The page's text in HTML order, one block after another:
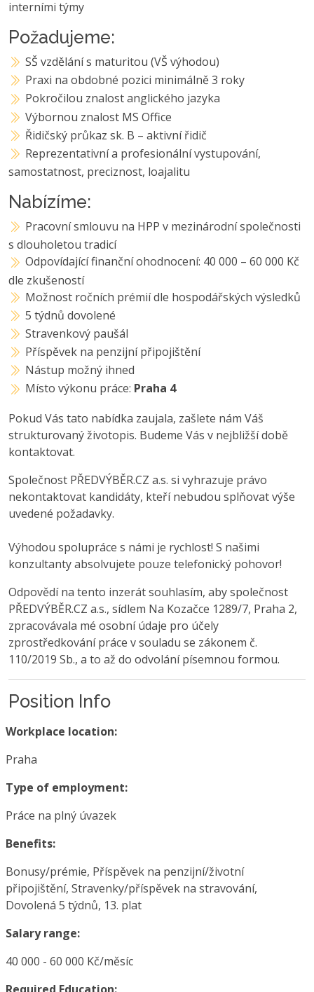
interními týmy
Požadujeme:
SŠ vzdělání s maturitou (VŠ výhodou)
Praxi na obdobné pozici minimálně 3 roky
Pokročilou znalost anglického jazyka
Výbornou znalost MS Office
Řidičský průkaz sk. B – aktivní řidič
Reprezentativní a profesionální vystupování,
samostatnost, preciznost, loajalitu
Nabízíme:
Pracovní smlouvu na HPP v mezinárodní společnosti
s dlouholetou tradicí
Odpovídající finanční ohodnocení: 40 000 – 60 000 Kč
dle zkušeností
Možnost ročních prémií dle hospodářských výsledků
5 týdnů dovolené
Stravenkový paušál
Příspěvek na penzijní připojištění
Nástup možný ihned
Místo výkonu práce: Praha 4
Pokud Vás tato nabídka zaujala, zašlete nám Váš
strukturovaný životopis. Budeme Vás v nejbližší době
kontaktovat.
Společnost PŘEDVÝBĚR.CZ a.s. si vyhrazuje právo
nekontaktovat kandidáty, kteří nebudou splňovat výše
uvedené požadavky.
Výhodou spolupráce s námi je rychlost! S našimi
konzultanty absolvujete pouze telefonický pohovor!
Odpovědí na tento inzerát souhlasím, aby společnost
PŘEDVÝBĚR.CZ a.s., sídlem Na Kozačce 1289/7, Praha 2,
zpracovávala mé osobní údaje pro účely
zprostředkování práce v souladu se zákonem č.
110/2019 Sb., a to až do odvolání písemnou formou.
Position Info
Workplace location:
Praha
Type of employment:
Práce na plný úvazek
Benefits:
Bonusy/prémie, Příspěvek na penzijní/životní
připojištění, Stravenky/příspěvek na stravování,
Dovolená 5 týdnů, 13. plat
Salary range:
40 000 - 60 000 Kč/měsíc